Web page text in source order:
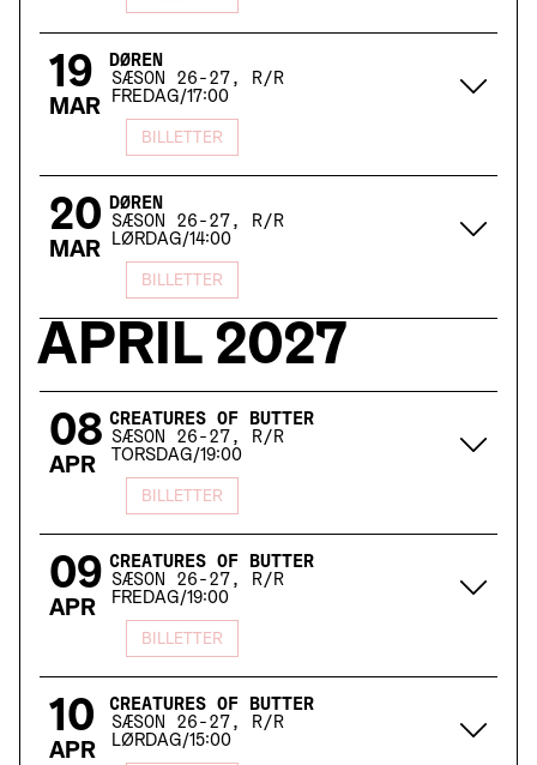
19
MAR
DØREN
SÆSON 26-27, R/R
FREDAG/17:00
BILLETTER
20
MAR
DØREN
SÆSON 26-27, R/R
LØRDAG/14:00
BILLETTER
APRIL 2027
08
APR
CREATURES OF BUTTER
SÆSON 26-27, R/R
TORSDAG/19:00
BILLETTER
09
APR
CREATURES OF BUTTER
SÆSON 26-27, R/R
FREDAG/19:00
BILLETTER
10
APR
CREATURES OF BUTTER
SÆSON 26-27, R/R
LØRDAG/15:00